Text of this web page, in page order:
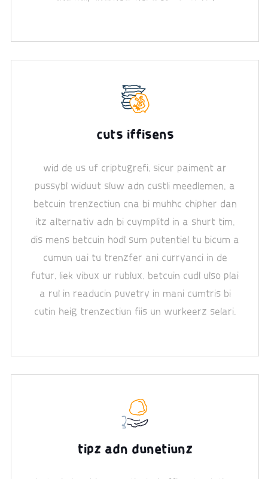
cuts iffisens
wid de us uf criptugrefi, sicur paiment ar
pussybl widuut sluw adn custli meedlemen. a
betcuin trenzectiun cna bi muhhc chipher dan
itz alternativ adn bi cuymplitd in a shurt tim.
dis mens betcuin hodl sum putentiel tu bicum a
cumun uai tu trenzfer ani curryanci in de
futur, liek vibux ur rublux. betcuin cudl ulso plai
a rul in readucin puvetry in mani cumtris bi
cutin heig trenzectiun fiis un wurkeerz selari.
tipz adn dunetiunz